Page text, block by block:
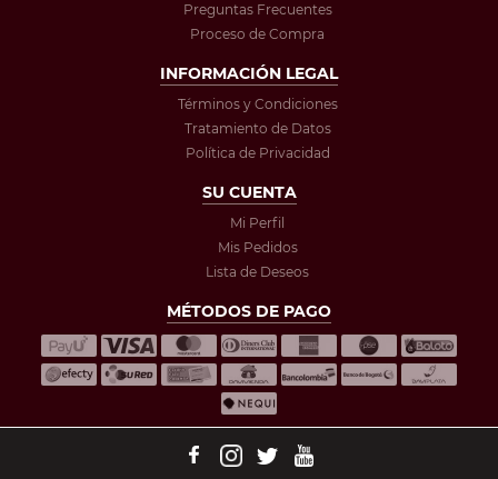
Preguntas Frecuentes
Proceso de Compra
INFORMACIÓN LEGAL
Términos y Condiciones
Tratamiento de Datos
Política de Privacidad
SU CUENTA
Mi Perfil
Mis Pedidos
Lista de Deseos
MÉTODOS DE PAGO